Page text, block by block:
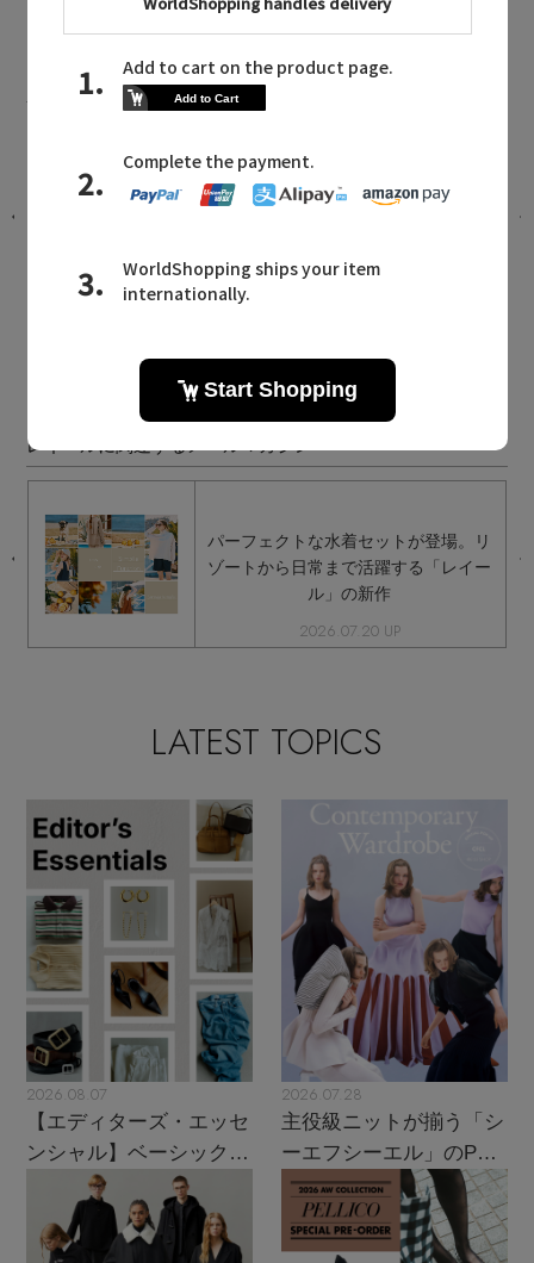
Reir NEWS
レイールに関連するニュース
旅行やレジャーで選ばれている、人気
スイムウェアTOP 3
Reir MAILMAGAZINE
レイールに関連するメールマガジン
パーフェクトな水着セットが登場。リ
ゾートから日常まで活躍する「レイー
ル」の新作
2026.07.20 UP
LATEST TOPICS
2026.08.07
【エディターズ・エッセ
ンシャル】ベーシックと
トレンドが交差する16の
2026.07.28
主役級ニットが揃う「シ
ーエフシーエル」のPOP
UPがスタート